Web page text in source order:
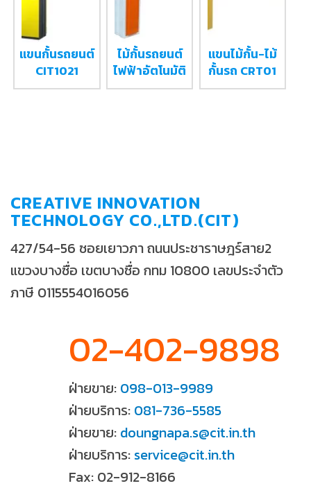
แขนกั้นรถยนต์
CIT1021
ไม้กั้นรถยนต์
ไฟฟ้าอัตโนมัติ
Barrier
แขนไม้กั้น-ไม้
กั้นรถ CRT01
CREATIVE INNOVATION
TECHNOLOGY CO.,LTD.(CIT)
427/54-56 ซอยเยาวภา ถนนประชาราษฎร์สาย2
แขวงบางซื่อ เขตบางซื่อ กทม 10800 เลขประจำตัว
ภาษี 0115554016056
02-402-9898
ฝ่ายขาย: 098-013-9989
ฝ่ายบริการ: 081-736-5585
ฝ่ายขาย: doungnapa.s@cit.in.th
ฝ่ายบริการ: service@cit.in.th
Fax: 02-912-8166